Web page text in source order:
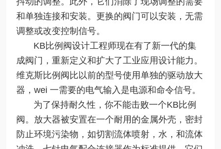
和单独连接和安装。更换的阀门可以安装，无需
调整或改变控制信号。
KB比例阀设计工程师现在有了新一代的集
成阀门，重新定义和扩大了工业应用设计能力。
维克斯比例阀比以前的型号使用单独的驱动放大
器，wei 一需要的电气输入是电源和命令信号。
为了保持耐久性，你不能击败一个KB比例
阀。放大器被安置在一个耐用的金属外壳，密封
防止环境污染物，如切割流体喷射，水，和流体